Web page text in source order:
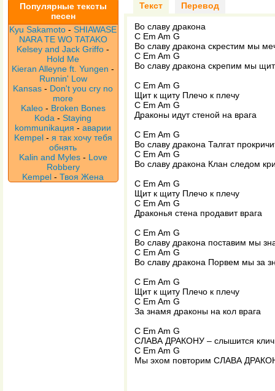
Популярные тексты
песен
Kyu Sakamoto -SHIAWASE
NARA TE WO TATAKO
Kelsey and Jack Griffo -
Hold Me
Kieran Alleyne ft. Yungen -
Runnin' Low
Kansas - Don't you cry no
more
Kaleo - Broken Bones
Koda -Staying
kommunikaция -аварии
Kempel - я так хочу тебя
обнять
Kalin and Myles - Love
Robbery
Kempel -Твоя Жена
Текст Перевод
Во славу дракона
С Em Am G
Во славу дракона скрестим мы
С Em Am G
Во славу дракона скрепим мы
С Em Am G
Щит к щиту Плечо к плечу
С Em Am G
Драконы идут стеной на врага
С Em Am G
Во славу дракона Талгат
С Em Am G
Во славу дракона Клан следом
С Em Am G
Щит к щиту Плечо к плечу
С Em Am G
Драконья стена продавит врага
С Em Am G
Во славу дракона поставим мы
С Em Am G
Во славу дракона Порвем мы за
С Em Am G
Щит к щиту Плечо к плечу
С Em Am G
За знамя драконы на кол врага
С Em Am G
СЛАВА ДРАКОНУ – слышится клич
С Em Am G
Мы эхом повторим СЛАВА